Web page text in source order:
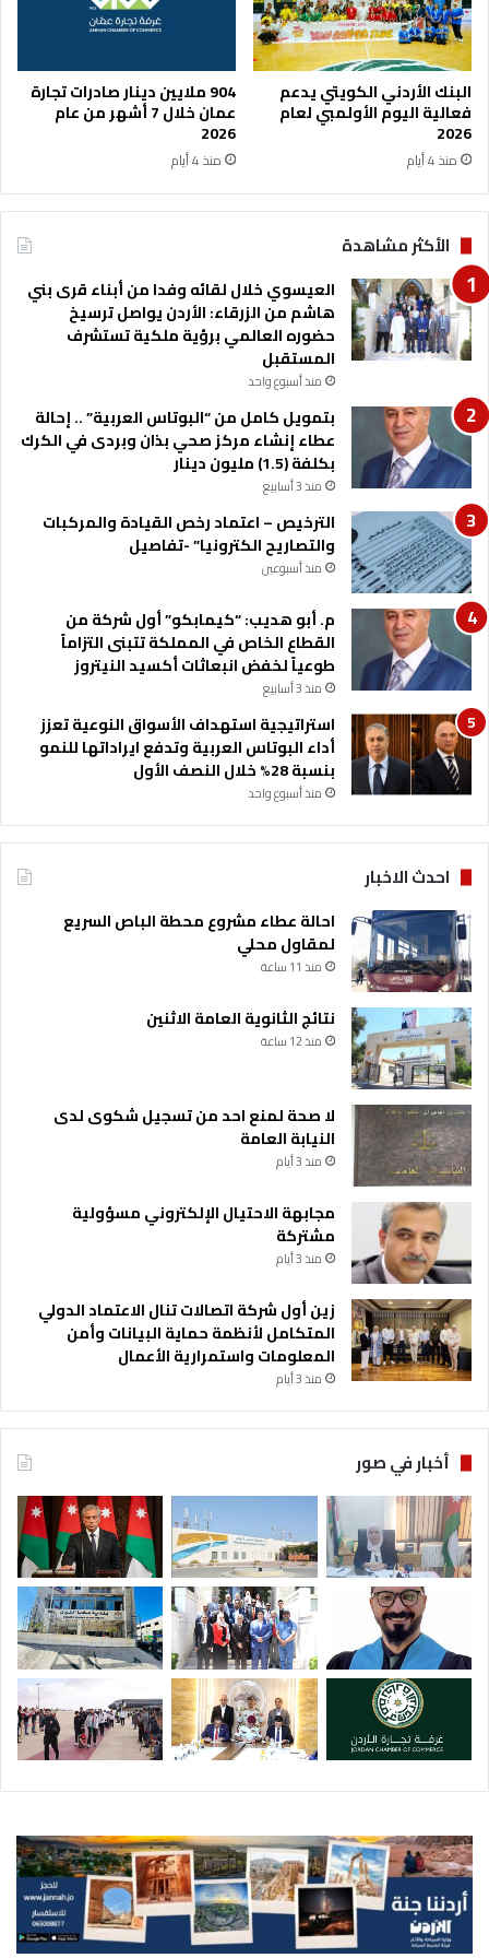
ت
ع
ل
ي
م
-
ا
م
ء
البنك الأردني الكويتي يدعم
فعالية اليوم الأولمبي لعام
2026
منذ 4 أيام
904 ملايين دينار صادرات تجارة
عمان خلال 7 أشهر من عام
2026
منذ 4 أيام
الأكثر مشاهدة
العيسوي خلال لقائه وفدا من أبناء قرى بني
هاشم من الزرقاء: الأردن يواصل ترسيخ
حضوره العالمي برؤية ملكية تستشرف
المستقبل
منذ أسبوع واحد
بتمويل كامل من “البوتاس العربية” .. إحالة
عطاء إنشاء مركز صحي بذان وبردى في الكرك
بكلفة (1.5) مليون دينار
منذ 3 أسابيع
الترخيص – اعتماد رخص القيادة والمركبات
والتصاريح الكترونيا” -تفاصيل
منذ أسبوعين
م. أبو هديب: “كيمابكو” أول شركة من
القطاع الخاص في المملكة تتبنى التزاماً
طوعياً لخفض انبعاثات أكسيد النيتروز
منذ 3 أسابيع
استراتيجية استهداف الأسواق النوعية تعزز
أداء البوتاس العربية وتدفع ايراداتها للنمو
بنسبة 28% خلال النصف الأول
منذ أسبوع واحد
احدث الاخبار
احالة عطاء مشروع محطة الباص السريع
لمقاول محلي
منذ 11 ساعة
نتائج الثانوية العامة الاثنين
منذ 12 ساعة
لا صحة لمنع احد من تسجيل شكوى لدى
النيابة العامة
منذ 3 أيام
مجابهة الاحتيال الإلكتروني مسؤولية
مشتركة
منذ 3 أيام
زين أول شركة اتصالات تنال الاعتماد الدولي
المتكامل لأنظمة حماية البيانات وأمن
المعلومات واستمرارية الأعمال
منذ 3 أيام
أخبار في صور